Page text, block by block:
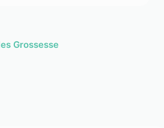
Grossesse